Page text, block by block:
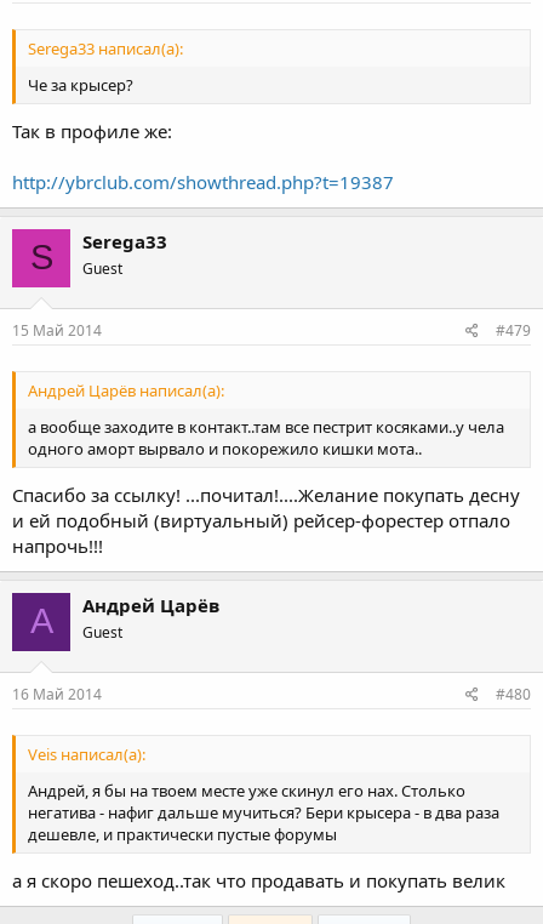
Serega33 написал(а):
Че за крысер?
Так в профиле же:
http://ybrclub.com/showthread.php?t=19387
S Serega33
Guest
15 Май 2014 #479
Андрей Царёв написал(а):
а вообще заходите в контакт..там все пестрит косяками..у чела
одного аморт вырвало и покорежило кишки мота..
Спасибо за ссылку! ...почитал!....Желание покупать десну
и ей подобный (виртуальный) рейсер-форестер отпало
напрочь!!!
А Андрей Царёв
Guest
16 Май 2014 #480
Veis написал(а):
Андрей, я бы на твоем месте уже скинул его нах. Столько
негатива - нафиг дальше мучиться? Бери крысера - в два раза
дешевле, и практически пустые форумы
а я скоро пешеход..так что продавать и покупать велик